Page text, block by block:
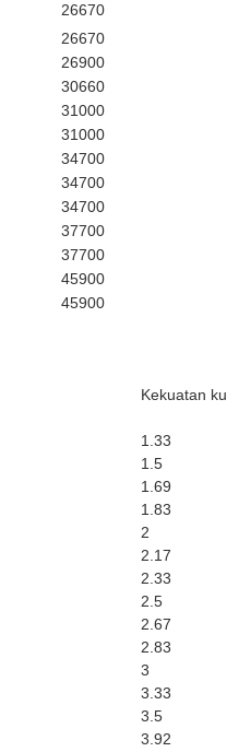
26670
26670
26900
30660
31000
31000
34700
34700
34700
37700
37700
45900
45900
Kekuatan
1.33
1.5
1.69
1.83
2
2.17
2.33
2.5
2.67
2.83
3
3.33
3.5
3.92